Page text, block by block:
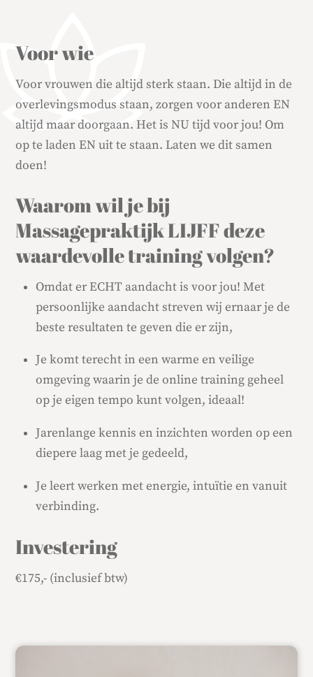
Voor wie
Voor vrouwen die altijd sterk staan. Die altijd in de
overlevingsmodus staan, zorgen voor anderen EN
altijd maar doorgaan. Het is NU tijd voor jou! Om
op te laden EN uit te staan. Laten we dit samen
doen!
Waarom wil je bij
Massagepraktijk LIJFF deze
waardevolle training volgen?
Omdat er ECHT aandacht is voor jou! Met
persoonlijke aandacht streven wij ernaar je de
beste resultaten te geven die er zijn,
Je komt terecht in een warme en veilige
omgeving waarin je de online training geheel
op je eigen tempo kunt volgen, ideaal!
Jarenlange kennis en inzichten worden op een
diepere laag met je gedeeld,
Je leert werken met energie, intuïtie en vanuit
verbinding.
Investering
€175,- (inclusief btw)